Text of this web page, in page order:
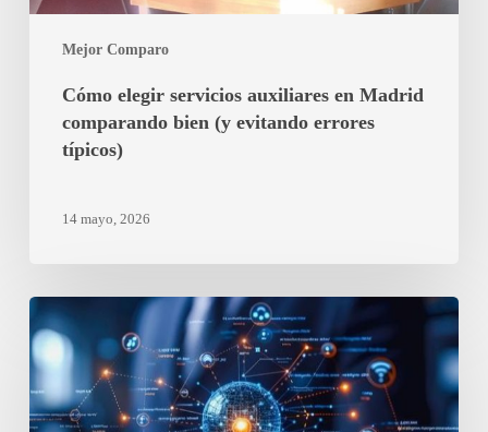
Mejor Comparo
errores
Cómo elegir servicios auxiliares en Madrid
comparando bien (y evitando errores
típicos)
14 mayo, 2026
Cuánto
puedes
ahorrar
cambiando
de